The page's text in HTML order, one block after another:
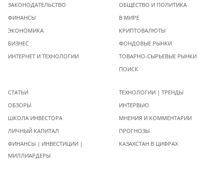
ЗАКОНОДАТЕЛЬСТВО
ФИНАНСЫ
ЭКОНОМИКА
БИЗНЕС
ИНТЕРНЕТ И ТЕХНОЛОГИИ
ОБЩЕСТВО И ПОЛИТИКА
В МИРЕ
КРИПТОВАЛЮТЫ
ФОНДОВЫЕ РЫНКИ
ТОВАРНО-СЫРЬЕВЫЕ РЫНКИ
ПОИСК
СТАТЬИ
ОБЗОРЫ
ШКОЛА ИНВЕСТОРА
ЛИЧНЫЙ КАПИТАЛ
ФИНАНСЫ | ИНВЕСТИЦИИ |
МИЛЛИАРДЕРЫ
ТЕХНОЛОГИИ | ТРЕНДЫ
ИНТЕРВЬЮ
МНЕНИЯ И КОММЕНТАРИИ
ПРОГНОЗЫ
КАЗАХСТАН В ЦИФРАХ